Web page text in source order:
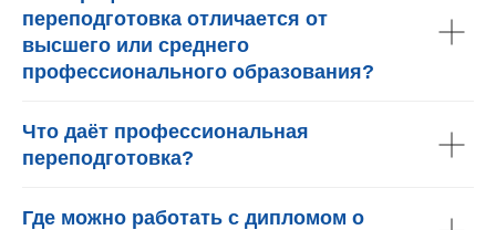
переподготовка отличается от
высшего или среднего
профессионального образования?
Что даёт профессиональная
переподготовка?
Где можно работать с дипломом о